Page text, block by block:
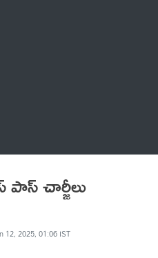
పాస్ చార్జీలు
12, 2025, 01:06 IST